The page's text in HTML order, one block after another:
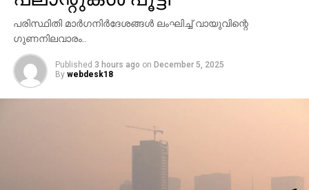
പരിസ്ഥിതി മാര്‍ഗനിര്‍ദേശങ്ങള്‍ ലംഘിച്ച് വായുവിന്റെ
ഗുണനിലവാരം..